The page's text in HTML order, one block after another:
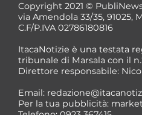
*
Copyright 2021 © PubliNews
via Amendola 33/35, 91025,
C.F/P.IVA 02786180816
ItacaNotizie è una testata
tribunale di Marsala con il
Direttore responsabile:
Email:
Per la tua pubblicità: